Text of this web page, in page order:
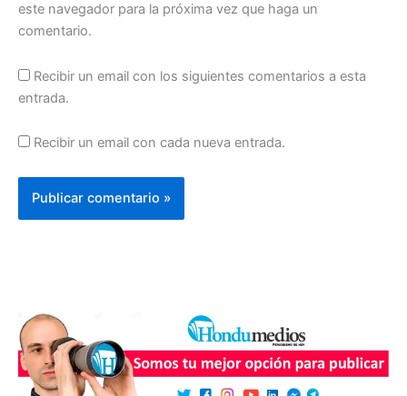
este navegador para la próxima vez que haga un
comentario.
Recibir un email con los siguientes comentarios a esta
entrada.
Recibir un email con cada nueva entrada.